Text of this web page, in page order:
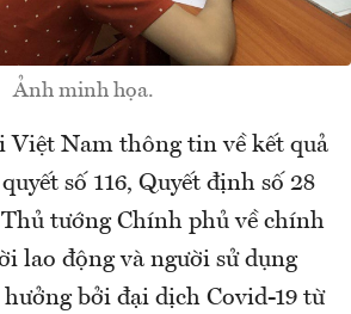
Ảnh minh họa.
Việt Nam thông tin về kết quả
số 116, Quyết định số 28
tướng Chính phủ về chính
lao động và người sử dụng
bởi đại dịch Covid-19 từ